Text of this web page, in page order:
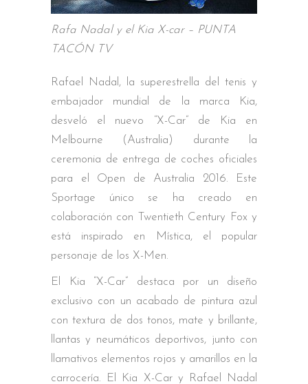
Rafa Nadal y el Kia X-car – PUNTA
TACÓN TV
Rafael Nadal, la superestrella del tenis y
embajador mundial de la marca Kia,
desveló el nuevo “X-Car” de Kia en
Melbourne (Australia) durante la
ceremonia de entrega de coches oficiales
para el Open de Australia 2016. Este
Sportage único se ha creado en
colaboración con Twentieth Century Fox y
está inspirado en Mística, el popular
personaje de los X-Men.
El Kia “X-Car” destaca por un diseño
exclusivo con un acabado de pintura azul
con textura de dos tonos, mate y brillante,
llantas y neumáticos deportivos, junto con
llamativos elementos rojos y amarillos en la
carrocería. El Kia X-Car y Rafael Nadal